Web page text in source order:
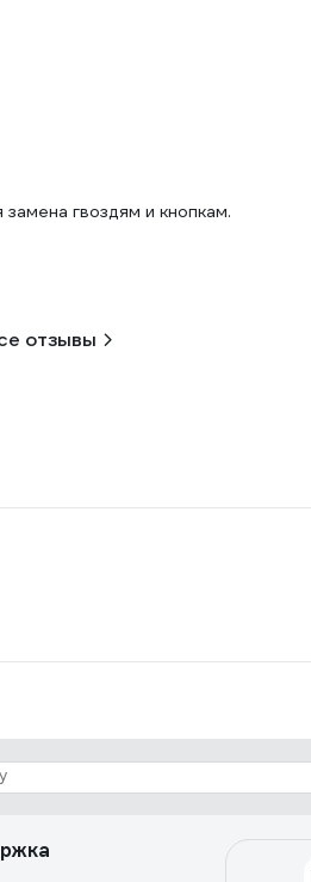
гвоздям и кнопкам.
отзывы